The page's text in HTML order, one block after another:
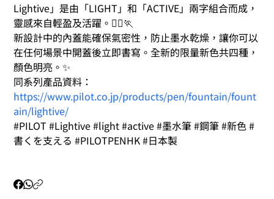
Lightive」是由「LIGHT」和「ACTIVE」兩字組合而成，
靈感來自輕盈及活躍。🏃‍♀️🏃
新設計中的內蓋能確保氣密性，防止墨水乾燥，讓你可以
在任何場景中開蓋後立即書寫。全新的限量新色共四種，
顏色明亮。✨
同系列產品資料：
https://www.pilot.co.jp/products/pen/fountain/fount
ain/lightive/
#PILOT #Lightive #light #active #墨水筆 #鋼筆 #新色 #
書くを支える #PILOTPENHK #日本製